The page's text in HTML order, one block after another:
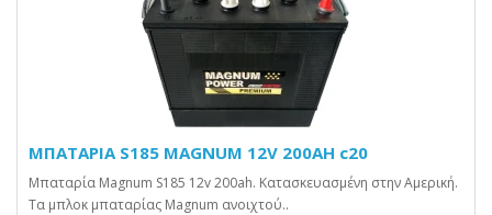
ΜΠΑΤΑΡΙΑ S185 MAGNUM 12V 200AH c20
Μπαταρία Magnum S185 12v 200ah. Κατασκευασμένη στην Αμερική.
Τα μπλοκ μπαταρίας Magnum ανοιχτού..